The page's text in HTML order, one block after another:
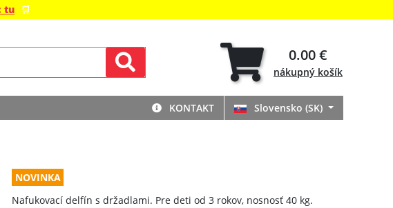
tu 🛒
0.00 €
nákupný košík
KONTAKT Slovensko (SK)
NOVINKA
Nafukovací delfín s držadlami. Pre deti od 3 rokov, nosnosť 40 kg.